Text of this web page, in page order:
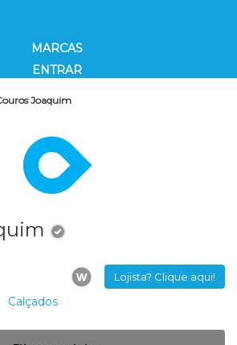
MARCAS
ENTRAR
Joaquim
Lojista? Clique aqui!
Calçados